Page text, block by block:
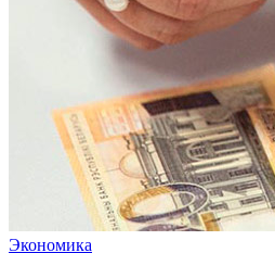
Экономика